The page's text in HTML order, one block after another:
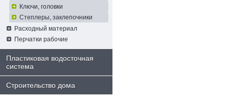
Ключи, головки
Степлеры, заклепочники
Расходный материал
Перчатки рабочие
Пластиковая водосточная
система
Строительство дома